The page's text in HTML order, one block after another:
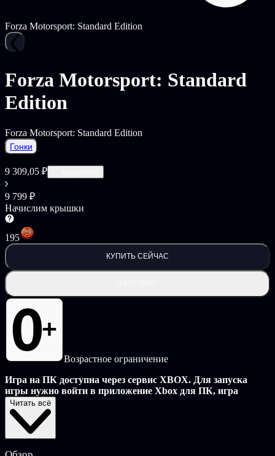
Forza Motorsport: Standard Edition
Forza Motorsport: Standard
Edition
Forza Motorsport: Standard Edition
Гонки
9 309,05 ₽
9 799 ₽
Начислим крышки
195
КУПИТЬ СЕЙЧАС
Возрастное ограничение
Игра на ПК доступна через сервис XBOX. Для запуска
игры нужно войти в приложение Xbox для ПК, игра
будет расположена в разделе “Библиотека”. Установить
приложение Xbox для ПК можно с официального сайта
Майкрософт.
Читать всё